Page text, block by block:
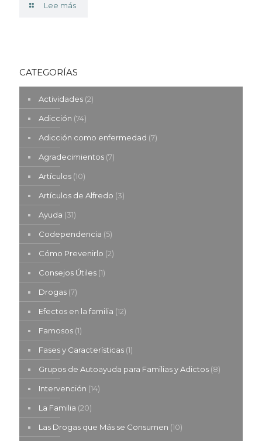
Lee más
CATEGORÍAS
Actividades (2)
Adicción (74)
Adicción como enfermedad (7)
Agradecimientos (7)
Artículos (10)
Artículos de Alfredo (3)
Ayuda (31)
Codependencia (5)
Cómo Prevenirlo (2)
Consejos Útiles (1)
Drogas (7)
Efectos en la familia (12)
Famosos (1)
Fases y Características (1)
Grupos de Autoayuda para Familias y Adictos (8)
Intervención (14)
La Familia (20)
Las Drogas que Más se Consumen (10)